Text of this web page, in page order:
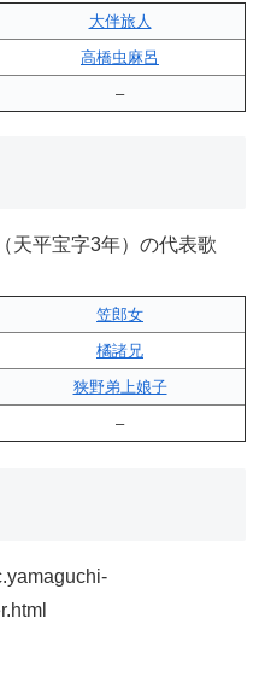
大伴旅人
高橋虫麻呂
–
天平宝字3年）の代表歌
笠郎女
橘諸兄
狭野弟上娘子
–